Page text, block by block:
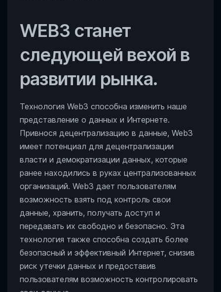
WEB3 станет
следующей вехой в
развитии рынка.
Технология Web3 способна изменить наше
представление о данных и Интернете.
Привнося децентрализацию в данные, Web3
имеет потенциал для децентрализации
власти и демократизации данных, которые
ранее находились в руках централизованных
организаций. Web3 дает пользователям
возможность взять под контроль свои
данные, хранить, получать доступ и
передавать их свободно и безопасно. Эта
технология также способна создать более
безопасный и эффективный Интернет, снизив
риск утечки данных и предоставив
пользователям возможность контролировать